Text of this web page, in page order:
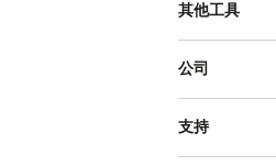
其他工具
公司
支持